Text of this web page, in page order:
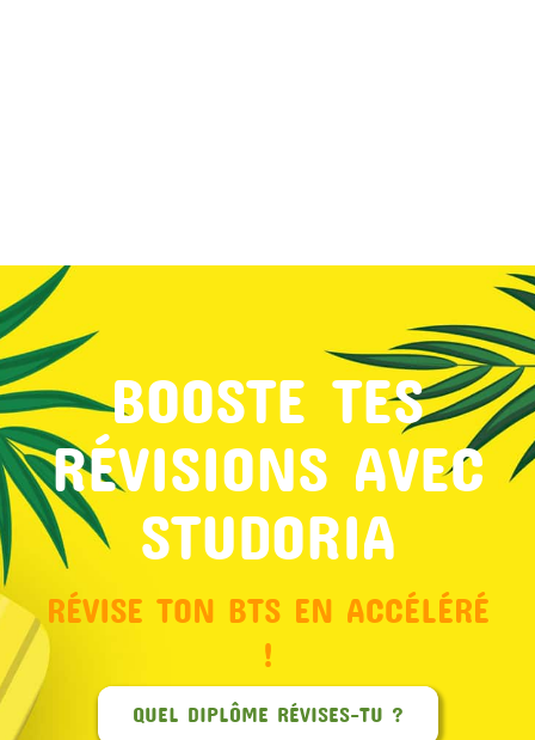
BOOSTE TES
RÉVISIONS AVEC
STUDORIA
RÉVISE TON BTS EN ACCÉLÉRÉ
!
QUEL DIPLÔME RÉVISES-TU ?